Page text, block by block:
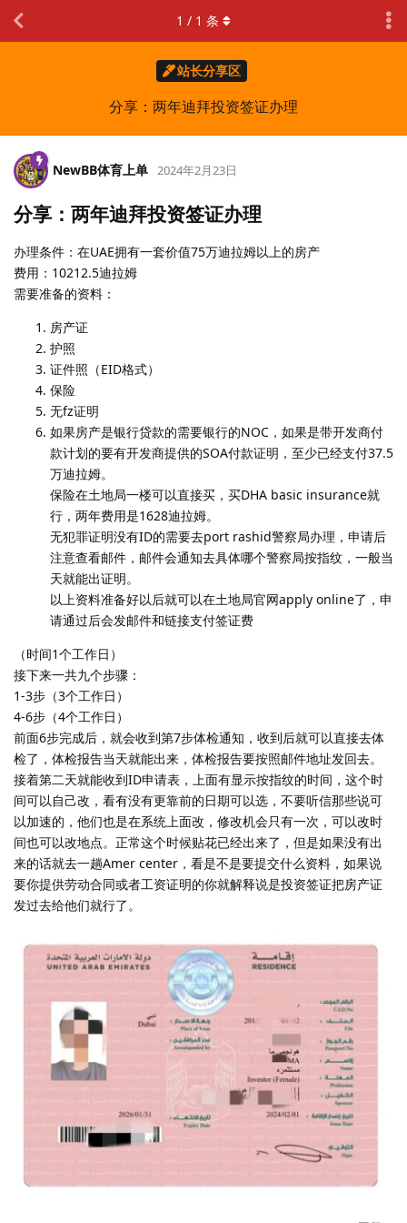
站长分享区
分享：两年迪拜投资签证办理
1 / 1 条
NewBB体育上单 2024年2月23日
分享：两年迪拜投资签证办理
办理条件：在UAE拥有一套价值75万迪拉姆以上的房产
费用：10212.5迪拉姆
需要准备的资料：
房产证
护照
证件照（EID格式）
保险
无fz证明
如果房产是银行贷款的需要银行的NOC，如果是带开发商付
款计划的要有开发商提供的SOA付款证明，至少已经支付37.5
万迪拉姆。
保险在土地局一楼可以直接买，买DHA basic insurance就
行，两年费用是1628迪拉姆。
无犯罪证明没有ID的需要去port rashid警察局办理，申请后
注意查看邮件，邮件会通知去具体哪个警察局按指纹，一般当
天就能出证明。
以上资料准备好以后就可以在土地局官网apply online了，申
请通过后会发邮件和链接支付签证费
（时间1个工作日）
接下来一共九个步骤：
1-3步（3个工作日）
4-6步（4个工作日）
前面6步完成后，就会收到第7步体检通知，收到后就可以直接去体
检了，体检报告当天就能出来，体检报告要按照邮件地址发回去。
接着第二天就能收到ID申请表，上面有显示按指纹的时间，这个时
间可以自己改，看有没有更靠前的日期可以选，不要听信那些说可
以加速的，他们也是在系统上面改，修改机会只有一次，可以改时
间也可以改地点。正常这个时候贴花已经出来了，但是如果没有出
来的话就去一趟Amer center，看是不是要提交什么资料，如果说
要你提供劳动合同或者工资证明的你就解释说是投资签证把房产证
发过去给他们就行了。